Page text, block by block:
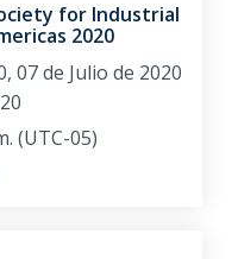
for Industrial
2020
07 de Julio de 2020
(UTC-05)